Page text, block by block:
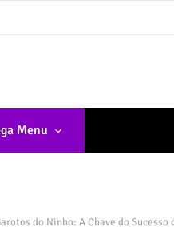
Menu
do Ninho: A Chave do